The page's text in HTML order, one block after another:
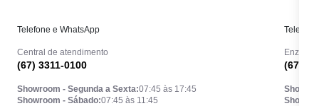
Telefone e WhatsApp
Central de atendimento
(67) 3311-0100
Showroom - Segunda a Sexta:07:45 às 17:45
Showroom - Sábado:07:45 às 11:45
Enzo
(67)